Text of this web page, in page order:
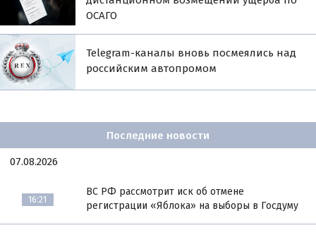
ОСАГО
Telegram-каналы вновь посмеялись над
российским автопромом
Последние новости
07.08.2026
16:21
ВС РФ рассмотрит иск об отмене
регистрации «Яблока» на выборы в Госдуму